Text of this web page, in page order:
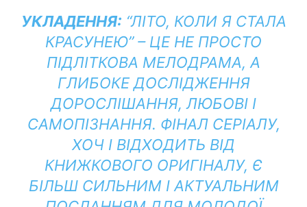
УКЛАДЕННЯ: “ЛІТО, КОЛИ Я СТАЛА
КРАСУНЕЮ” – ЦЕ НЕ ПРОСТО
ПІДЛІТКОВА МЕЛОДРАМА, А
ГЛИБОКЕ ДОСЛІДЖЕННЯ
ДОРОСЛІШАННЯ, ЛЮБОВІ І
САМОПІЗНАННЯ. ФІНАЛ СЕРІАЛУ,
ХОЧ І ВІДХОДИТЬ ВІД
КНИЖКОВОГО ОРИГІНАЛУ, Є
БІЛЬШ СИЛЬНИМ І АКТУАЛЬНИМ